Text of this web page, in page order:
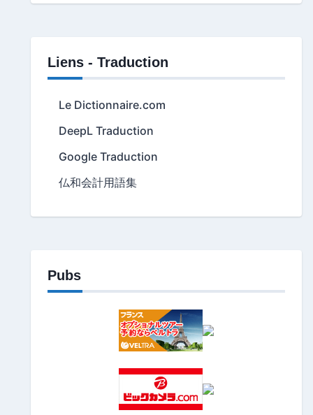
Liens - Traduction
Le Dictionnaire.com
DeepL Traduction
Google Traduction
仏和会計用語集
Pubs